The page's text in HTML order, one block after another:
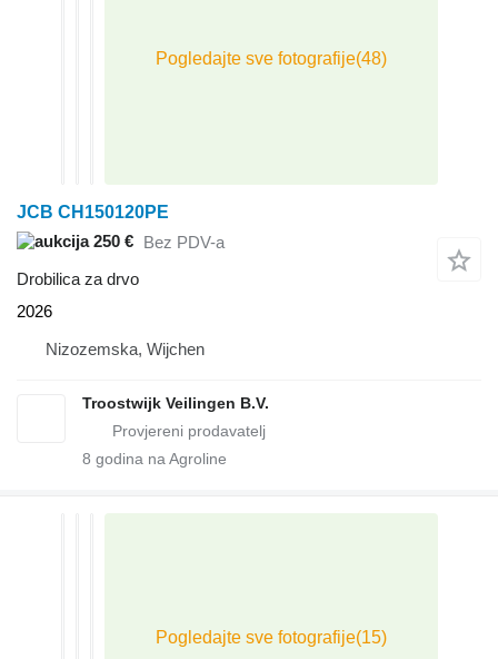
JCB CH150120PE
250 € Bez PDV-a
Drobilica za drvo
2026
Nizozemska, Wijchen
Troostwijk Veilingen B.V.
8 godina na Agroline